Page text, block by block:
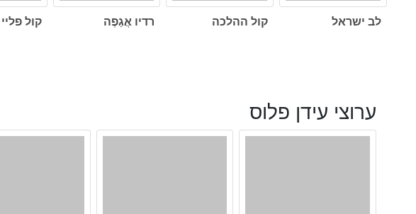
לב ישראל קול ההלכה רדיו אֲגַפֶה קול פליי
ערוצי עידן פלוס